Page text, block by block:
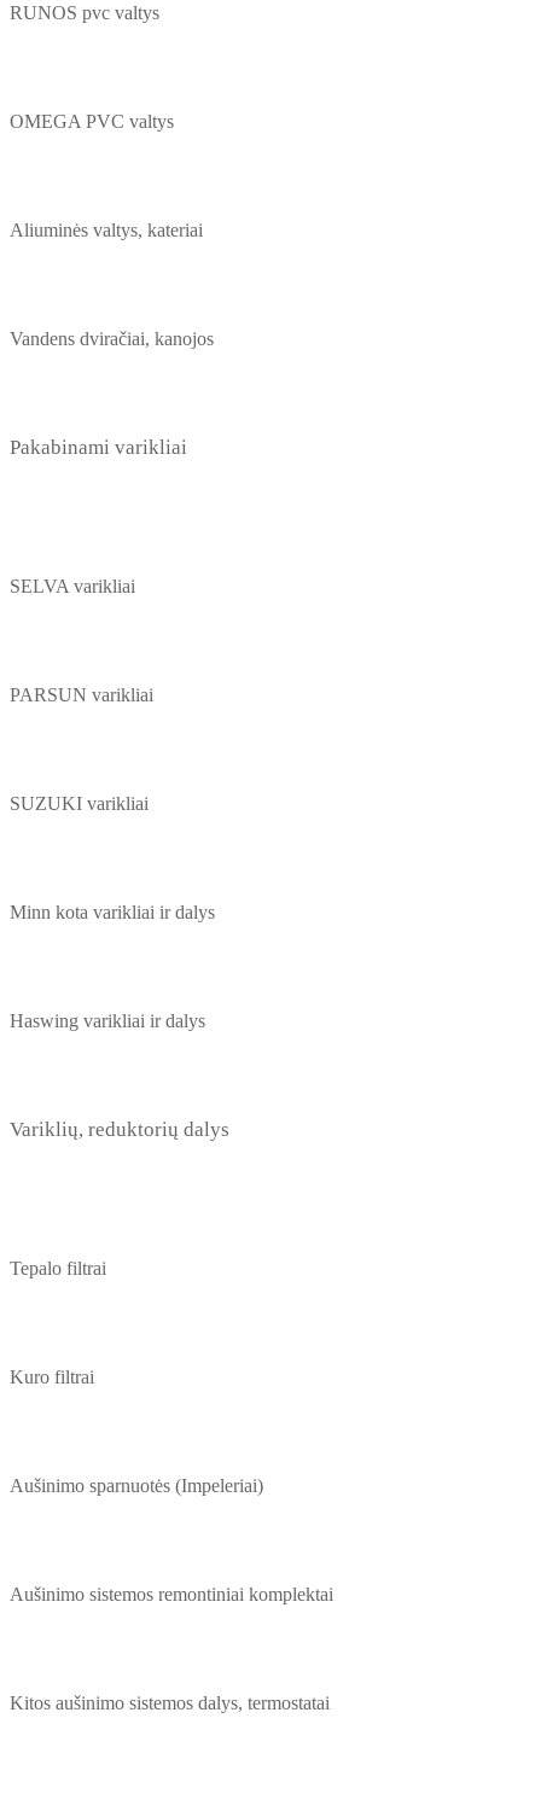
RUNOS pvc valtys
OMEGA PVC valtys
Aliuminės valtys, kateriai
Vandens dviračiai, kanojos
Pakabinami varikliai
SELVA varikliai
PARSUN varikliai
SUZUKI varikliai
Minn kota varikliai ir dalys
Haswing varikliai ir dalys
Variklių, reduktorių dalys
Tepalo filtrai
Kuro filtrai
Aušinimo sparnuotės (Impeleriai)
Aušinimo sistemos remontiniai komplektai
Kitos aušinimo sistemos dalys, termostatai